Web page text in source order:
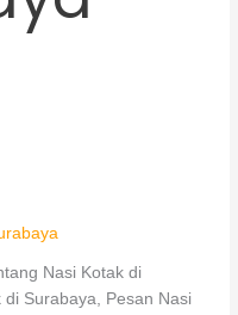
Nasi Kotak di
Surabaya, Pesan Nasi